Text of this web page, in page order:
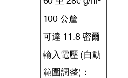
100 公釐
可達 11.8 密爾
輸入電壓 (自動
範圍調整)：